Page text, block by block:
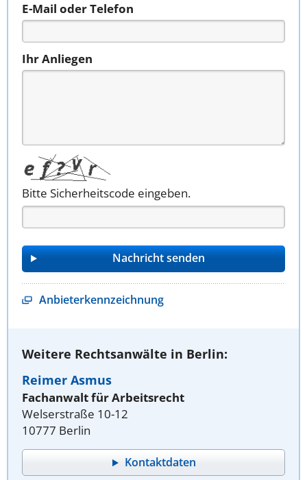
E-Mail oder Telefon
Ihr Anliegen
Bitte Sicherheitscode eingeben.
Anbieterkennzeichnung
Weitere Rechtsanwälte in Berlin:
Reimer Asmus
Fachanwalt für Arbeitsrecht
Welserstraße 10-12
10777 Berlin
Kontaktdaten